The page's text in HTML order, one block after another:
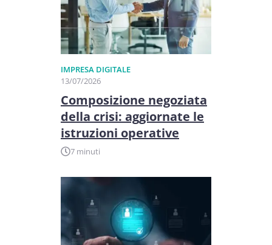
IMPRESA DIGITALE
13/07/2026
Composizione negoziata
della crisi: aggiornate le
istruzioni operative
7 minuti